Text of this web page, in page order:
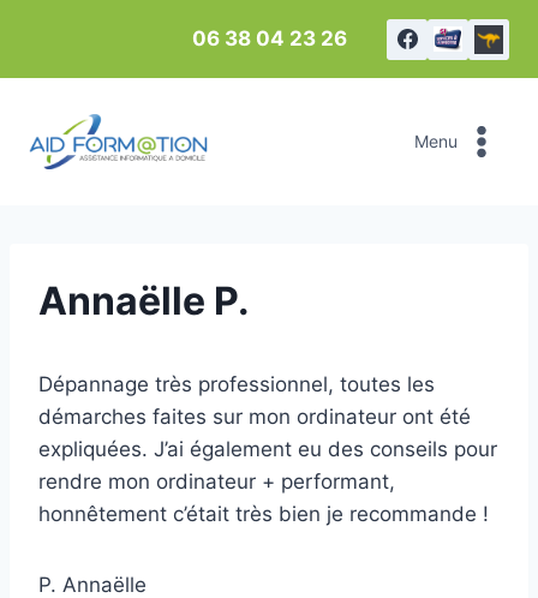
contenu
06 38 04 23 26
Menu
Annaëlle P.
Dépannage très professionnel, toutes les
démarches faites sur mon ordinateur ont été
expliquées. J’ai également eu des conseils pour
rendre mon ordinateur + performant,
honnêtement c’était très bien je recommande !
P. Annaëlle